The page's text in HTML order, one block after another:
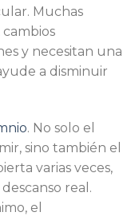
Muchas
y necesitan una
a disminuir
. No solo el
sino también el
varias veces,
real.
el